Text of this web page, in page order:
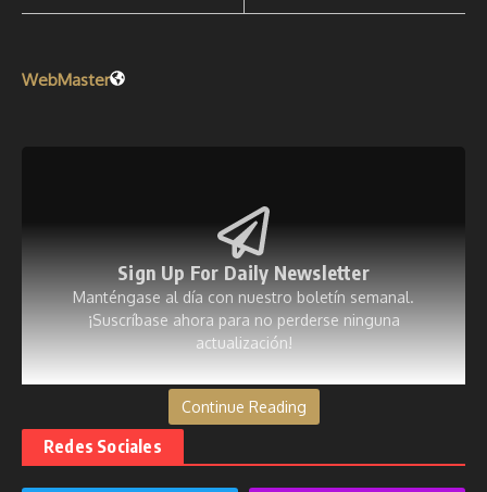
WebMaster
Sign Up For Daily Newsletter
Manténgase al día con nuestro boletín semanal.
¡Suscríbase ahora para no perderse ninguna
actualización!
[mc4wp_form id=53]
Continue Reading
Redes Sociales